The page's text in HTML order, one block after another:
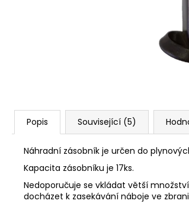
Popis Související (5)
Náhradní zásobník je určen do
Kapacita zásobníku je 17ks.
Nedoporučuje se vkládat větší
docházet k zasekávání náboje ve
STARTOVACÍ NÁBOJE